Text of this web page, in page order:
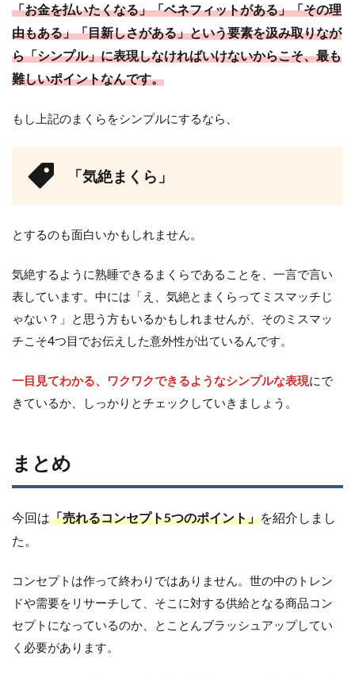
「お金を払いたくなる」「ベネフィットがある」「その理
由もある」「目新しさがある」という要素を汲み取りなが
ら「シンプル」に表現しなければいけないからこそ、最も
難しいポイントなんです。
もし上記のまくらをシンプルにするなら、
「気絶まくら」
とするのも面白いかもしれません。
気絶するように熟睡できるまくらであることを、一言で言い
表しています。中には「え、気絶とまくらってミスマッチじ
ゃない？」と思う方もいるかもしれませんが、そのミスマッ
チこそ4つ目でお伝えした意外性が出ているんです。
一目見てわかる、ワクワクできるようなシンプルな表現にで
きているか、しっかりとチェックしていきましょう。
まとめ
今回は「売れるコンセプト5つのポイント」を紹介しまし
た。
コンセプトは作って終わりではありません。世の中のトレン
ドや需要をリサーチして、そこに対する供給となる商品コン
セプトになっているのか、とことんブラッシュアップしてい
く必要があります。